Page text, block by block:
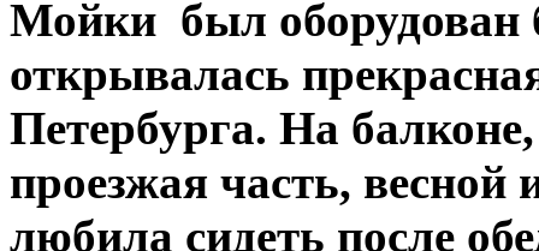
Мойки был оборудован
открывалась
Петербурга. На
проезжая часть, весной
любила сидеть после